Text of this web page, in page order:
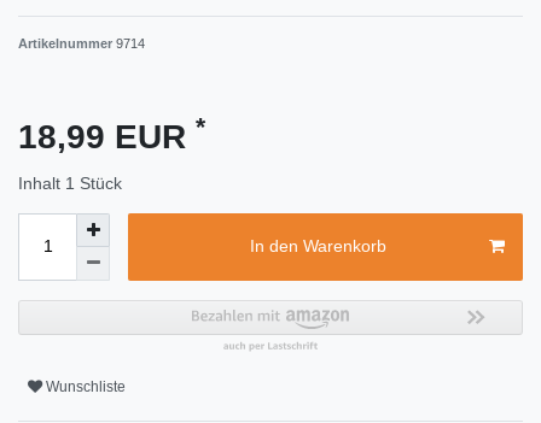
Artikelnummer 9714
18,99 EUR *
Inhalt 1 Stück
In den Warenkorb
Wunschliste